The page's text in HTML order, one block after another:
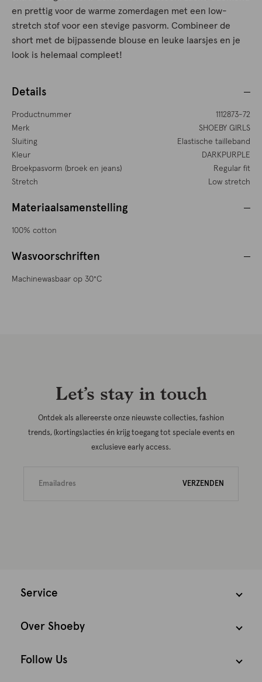
en prettig voor de warme zomerdagen met een low-
stretch stof voor een stevige pasvorm. Combineer de
short met de bijpassende blouse en leuke laarsjes en je
look is helemaal compleet!
Details
Productnummer
1112873-72
Merk
SHOEBY GIRLS
Sluiting
Elastische tailleband
Kleur
DARKPURPLE
Broekpasvorm (broek en jeans)
Regular fit
Stretch
Low stretch
Materiaalsamenstelling
100% cotton
Wasvoorschriften
Machinewasbaar op 30°C
Let’s stay in touch
Ontdek als allereerste onze nieuwste collecties, fashion
trends, (kortings)acties én krijg toegang tot speciale events en
exclusieve early access.
VERZENDEN
Service
Over Shoeby
Follow Us